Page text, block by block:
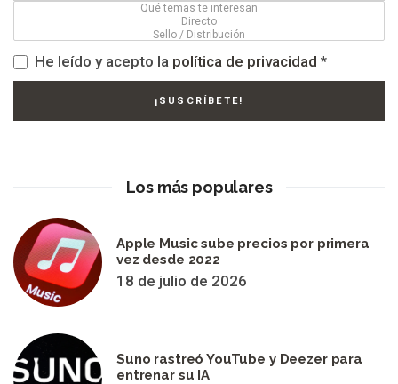
He leído y acepto la política de privacidad *
Los más populares
Apple Music sube precios por primera
vez desde 2022
18 de julio de 2026
Suno rastreó YouTube y Deezer para
entrenar su IA